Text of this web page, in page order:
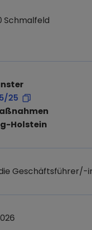
Schmalfeld
25
Holstein
Geschäftsführer/-